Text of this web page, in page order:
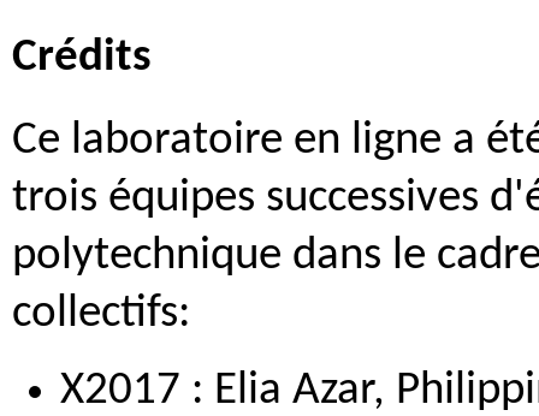
Crédits
Ce laboratoire en ligne a
trois équipes successives
polytechnique dans le
collectifs:
X2017 : Elia Azar,